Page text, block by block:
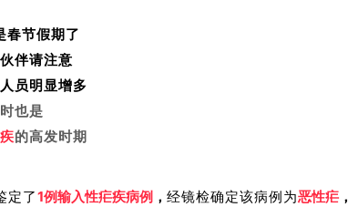
春节假期了
伴请注意
员明显增多
也是
的高发时期
定了1例输入性疟疾病例 ， 经镜检确定该病例为恶性疟